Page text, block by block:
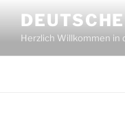
Inhalt
springenHerzlich Willkommen in